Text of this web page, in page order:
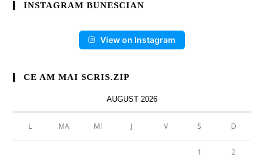
INSTAGRAM BUNESCIAN
View on Instagram
CE AM MAI SCRIS.ZIP
AUGUST 2026
L MA MI J V S D
1 2